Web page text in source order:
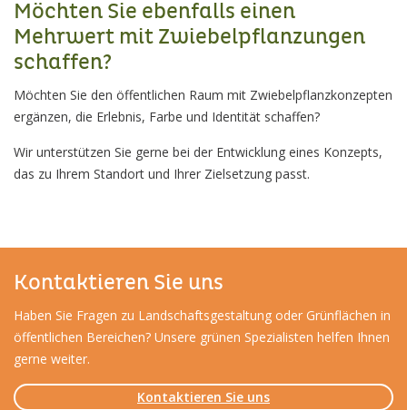
Möchten Sie ebenfalls einen
Mehrwert mit Zwiebelpflanzungen
schaffen?
Möchten Sie den öffentlichen Raum mit Zwiebelpflanzkonzepten
ergänzen, die Erlebnis, Farbe und Identität schaffen?
Wir unterstützen Sie gerne bei der Entwicklung eines Konzepts,
das zu Ihrem Standort und Ihrer Zielsetzung passt.
Kontaktieren Sie uns
Haben Sie Fragen zu Landschaftsgestaltung oder Grünflächen in
öffentlichen Bereichen? Unsere grünen Spezialisten helfen Ihnen
gerne weiter.
Kontaktieren Sie uns